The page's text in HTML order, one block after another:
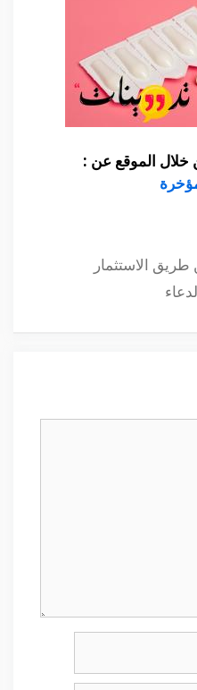
خلال الموقع عن :
طريق الاستثمار